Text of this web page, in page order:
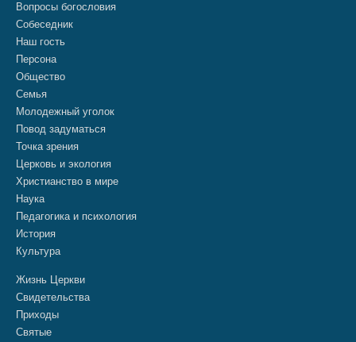
Вопросы богословия
Собеседник
Наш гость
Персона
Общество
Семья
Молодежный уголок
Повод задуматься
Точка зрения
Церковь и экология
Христианство в мире
Наука
Педагогика и психология
История
Культура
Жизнь Церкви
Свидетельства
Приходы
Святые